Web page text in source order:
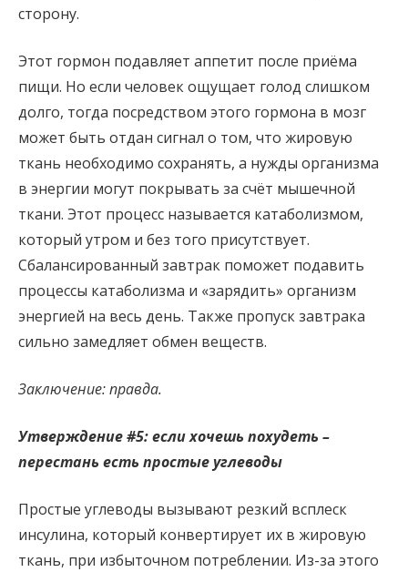
сторону.
Этот гормон подавляет аппетит после приёма
пищи. Но если человек ощущает голод слишком
долго, тогда посредством этого гормона в мозг
может быть отдан сигнал о том, что жировую
ткань необходимо сохранять, а нужды организма
в энергии могут покрывать за счёт мышечной
ткани. Этот процесс называется катаболизмом,
который утром и без того присутствует.
Сбалансированный завтрак поможет подавить
процессы катаболизма и «зарядить» организм
энергией на весь день. Также пропуск завтрака
сильно замедляет обмен веществ.
Заключение: правда.
Утверждение #5: если хочешь похудеть –
перестань есть простые углеводы
Простые углеводы вызывают резкий всплеск
инсулина, который конвертирует их в жировую
ткань, при избыточном потреблении. Из-за этого